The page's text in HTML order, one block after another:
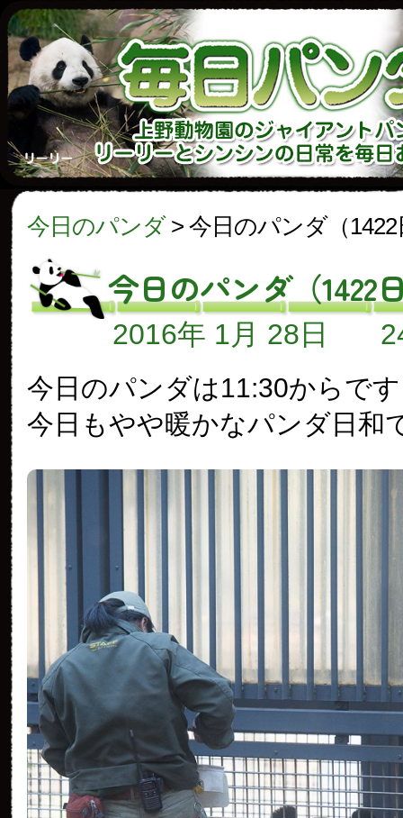
今日のパンダ> 今日のパンダ（1422
今日のパンダ（1422
2016年 1月 28日
今日のパンダは11:30からで
今日もやや暖かなパンダ日和